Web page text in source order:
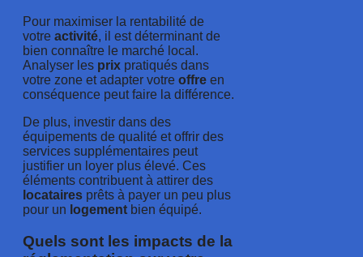
Pour maximiser la rentabilité de
votre activité, il est déterminant de
bien connaître le marché local.
Analyser les prix pratiqués dans
votre zone et adapter votre offre en
conséquence peut faire la différence.
De plus, investir dans des
équipements de qualité et offrir des
services supplémentaires peut
justifier un loyer plus élevé. Ces
éléments contribuent à attirer des
locataires prêts à payer un peu plus
pour un logement bien équipé.
Quels sont les impacts de la